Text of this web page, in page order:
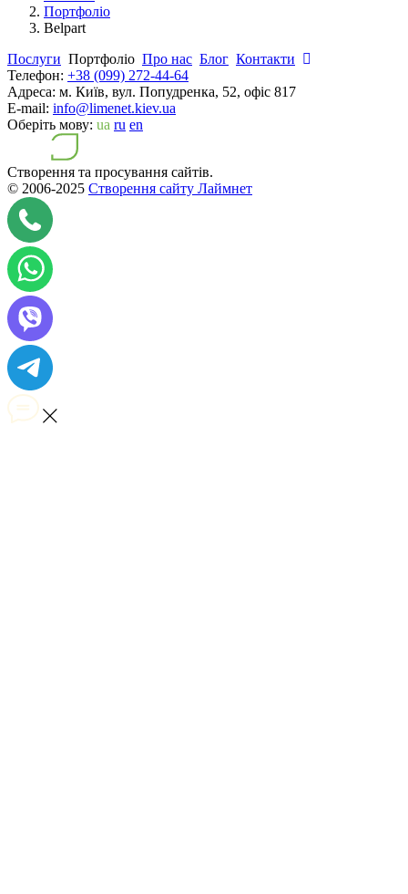
Портфоліо
Belpart
Послуги Портфоліо Про нас Блог Контакти
Телефон: +38 (099) 272-44-64
Адреса: м. Київ, вул. Попудренка, 52, офіс 817
E-mail: info@limenet.kiev.ua
Оберіть мову: ua ru en
Створення та просування сайтів.
© 2006-2025 Створення сайту Лаймнет